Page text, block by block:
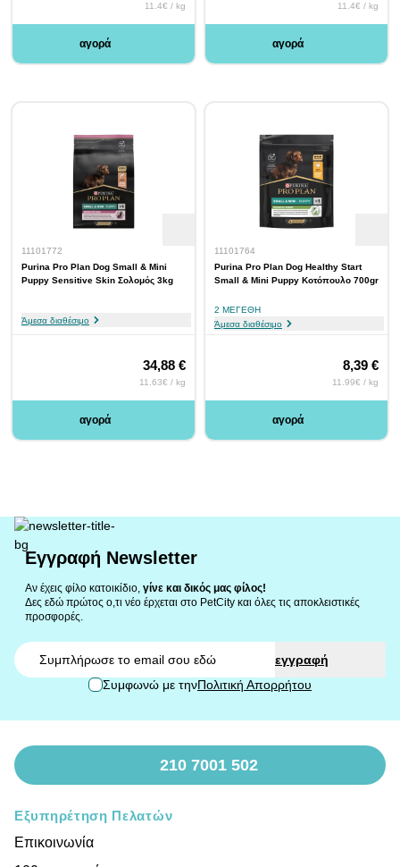
11.4€ / kg
αγορά
11.4€ / kg
αγορά
11101772
Purina Pro Plan Dog Small & Mini
Puppy Sensitive Skin Σολομός 3kg
Άμεσα διαθέσιμο
34,88 €
11.63€ / kg
αγορά
11101764
Purina Pro Plan Dog Healthy Start
Small & Mini Puppy Κοτόπουλο 700gr
2 ΜΕΓΈΘΗ
Άμεσα διαθέσιμο
8,39 €
11.99€ / kg
αγορά
Εγγραφή Newsletter
Αν έχεις φίλο κατοικίδιο, γίνε και δικός μας φίλος!
Δες εδώ πρώτος ο,τι νέο έρχεται στο PetCity και όλες τις αποκλειστικές
προσφορές.
εγγραφή
Συμφωνώ με τηνΠολιτική Απορρήτου
210 7001 502
Εξυπηρέτηση Πελατών
Επικοινωνία